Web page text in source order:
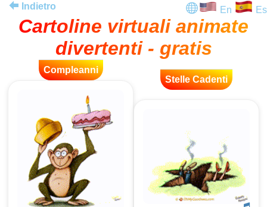
Indietro En Es
Cartoline virtuali animate
divertenti - gratis
Compleanni
Stelle Cadenti